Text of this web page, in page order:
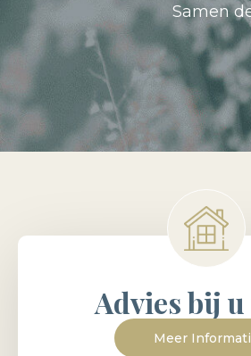
Samen
Advies bij
Meer